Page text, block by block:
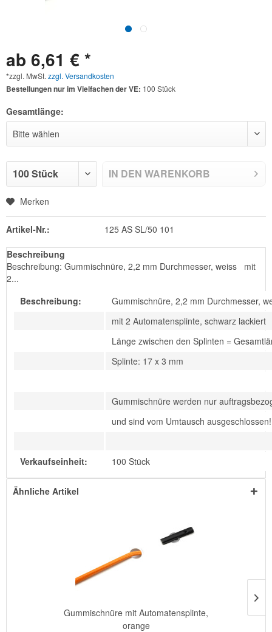
ab 6,61 € *
*zzgl. MwSt. zzgl. Versandkosten
Bestellungen nur im Vielfachen der VE: 100 Stück
Gesamtlänge:
IN DEN WARENKORB
Merken
Artikel-Nr.: 125 AS SL/50 101
Beschreibung
Beschreibung: Gummischnüre, 2,2 mm Durchmesser, weiss mit
2...
Beschreibung:
Gummischnüre, 2,2 mm Durchmesser,
mit 2 Automatensplinte, schwarz lackiert
Länge zwischen den Splinten =
Splinte: 17 x 3 mm
Gummischnüre werden nur
und sind vom Umtausch ausgeschlossen!
Verkaufseinheit: 100 Stück
Ähnliche Artikel
Gummischnüre mit Automatensplinte,
orange